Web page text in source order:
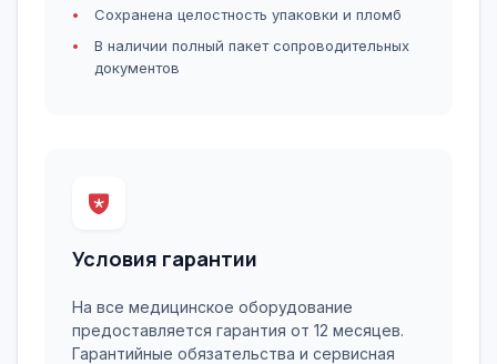
Сохранена целостность упаковки и пломб
В наличии полный пакет сопроводительных
документов
Условия гарантии
На все медицинское оборудование
предоставляется гарантия от 12 месяцев.
Гарантийные обязательства и сервисная